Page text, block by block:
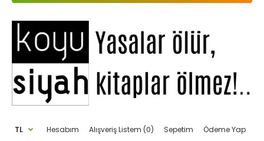
TL Hesabım Alışveriş Listem (0) Sepetim Ödeme Yap